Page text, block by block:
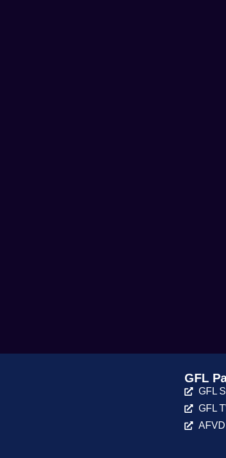
GFL
GFL
GFL
AFVD